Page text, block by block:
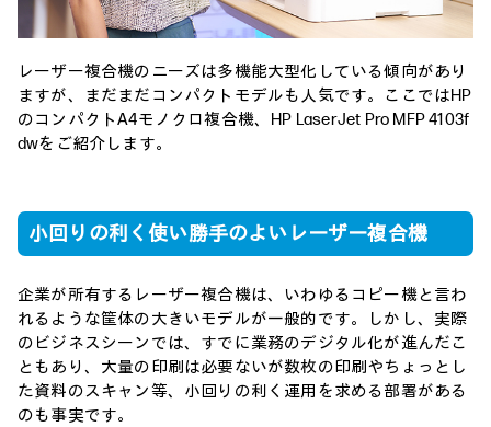
レーザー複合機のニーズは多機能大型化している傾向があり
ますが、まだまだコンパクトモデルも人気です。ここではHP
のコンパクトA4モノクロ複合機、HP LaserJet Pro MFP 4103f
dwをご紹介します。
小回りの利く使い勝手のよいレーザー複合機
企業が所有するレーザー複合機は、いわゆるコピー機と言わ
れるような筐体の大きいモデルが一般的です。しかし、実際
のビジネスシーンでは、すでに業務のデジタル化が進んだこ
ともあり、大量の印刷は必要ないが数枚の印刷やちょっとし
た資料のスキャン等、小回りの利く運用を求める部署がある
のも事実です。